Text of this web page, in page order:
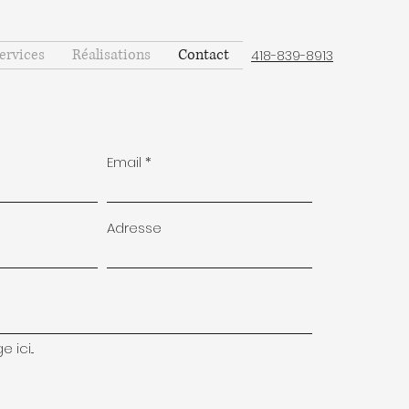
Réalisations Contact 418-839-8913
Email
Adresse
ici...